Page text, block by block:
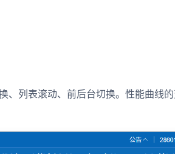
、列表滚动、前后台切换。性能曲线